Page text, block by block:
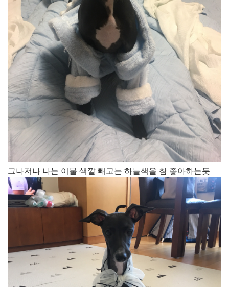
그나저나 나는 이불 색깔 빼고는 하늘색을 참 좋아하는듯​